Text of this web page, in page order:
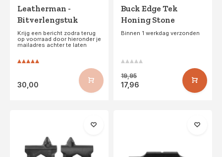
Leatherman -
Bitverlengstuk
Krijg een bericht zodra terug
op voorraad door hieronder je
mailadres achter te laten
30,00
Buck Edge Tek
Honing Stone
Binnen 1 werkdag verzonden
19,95
17,96